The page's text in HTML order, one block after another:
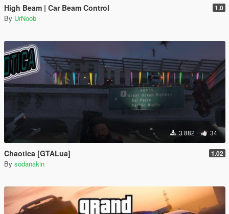
High Beam | Car Beam Control 1.0
By UrNoob
3 882 34
Chaotica [GTALua] 1.02
By sodanakin